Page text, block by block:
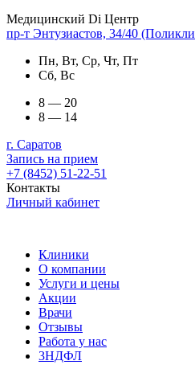
Медицинский Di Центр
пр-т Энтузиастов, 34/40
Пн, Вт, Ср, Чт, Пт
Сб, Вс
8 — 20
8 — 14
г. Саратов
Запись на прием
+7 (8452) 51-22-51
Контакты
Личный кабинет
Клиники
О компании
Услуги и цены
Акции
Врачи
Отзывы
Работа у нас
3НДФЛ